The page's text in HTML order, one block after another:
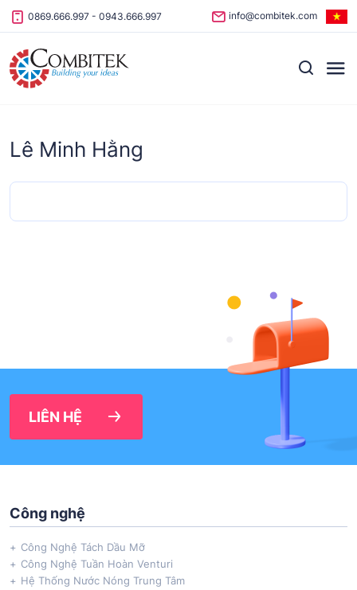
Skip to content
0869.666.997 - 0943.666.997 info@combitek.com
Lê Minh Hằng
LIÊN HỆ
Công nghệ
Công Nghệ Tách Dầu Mỡ
Công Nghệ Tuần Hoàn Venturi
Hệ Thống Nước Nóng Trung Tâm